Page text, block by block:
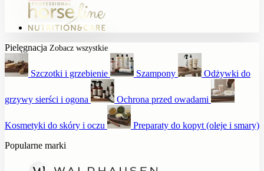
Pielęgnacja Zobacz wszystkie
Szczotki i grzebienie Szampony Odżywki do
grzywy sierści i ogona Ochrona przed owadami
Kosmetyki do skóry i oczu
Preparaty do kopyt (oleje i smary)
Popularne marki